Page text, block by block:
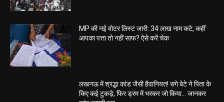
MP की नई वोटर लिस्ट जारी: 34 लाख नाम कटे, कहीं
आपका पत्ता तो नहीं साफ? ऐसे करें चेक
लखनऊ में श्रद्धा कांड जैसी हैवानियत! सगे बेटे ने पिता के
किए कई टुकड़े, फिर ड्रम में भरकर जो किया… जानकर